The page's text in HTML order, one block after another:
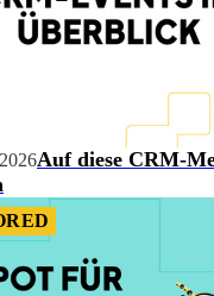
Auf diese CRM-